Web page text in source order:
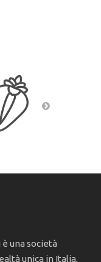
una società
unica in Italia,